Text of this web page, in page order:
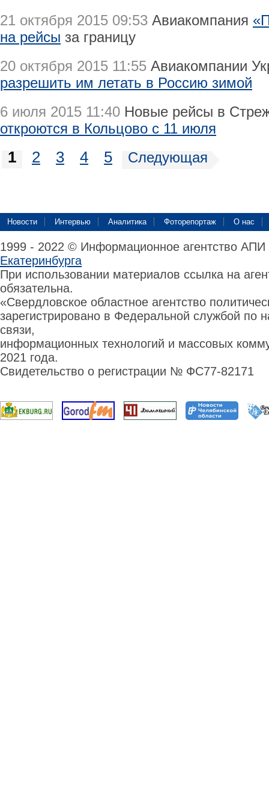
21 октября 2015 09:53 Авиакомпания
на рейсы за границу
20 октября 2015 11:55 Авиакомпании
разрешить им летать в Россию зимой
6 июля 2015 11:40 Новые рейсы в
откроются в Кольцово с 11 июля
1 2 3 4 5 Следующая
Новости Интервью Аналитика Фоторепортаж О нас
1999 - 2022 © Информационное агентство
Екатеринбурга
При использовании материалов ссылка на
обязательна.
«Свердловское областное агентство
зарегистрировано в Федеральной службой по
связи,
информационных технологий и массовых
2021 года.
Свидетельство о регистрации № ФС77-82171